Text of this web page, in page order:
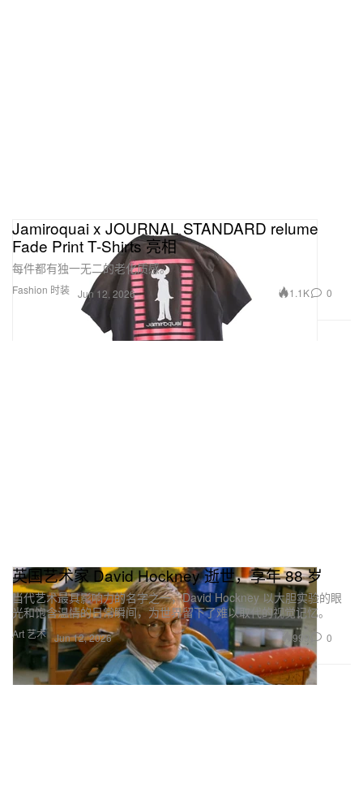
Fashion 时装
Jamiroquai x JOURNAL STANDARD relume
Fade Print T-Shirts 亮相
每件都有独一无二的老化质感。
Jun 12, 2026 1.1K 0
Art 艺术
英国艺术家 David Hockney 逝世，享年 88 岁
当代艺术最具影响力的名字之一，David Hockney 以大胆实验的眼
光和饱含温情的日常瞬间，为世界留下了难以取代的视觉记忆。
Jun 12, 2026 999 0